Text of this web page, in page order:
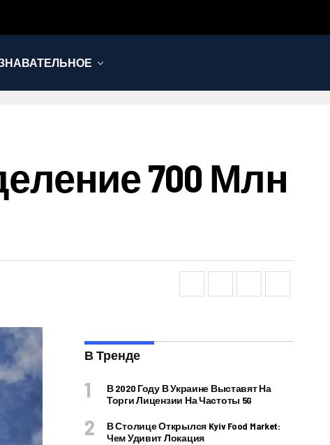
700 Млн
В Тренде
В 2020 Году В Украине Выставят На
Торги Лицензии На Частоты 5G
В Столице Открылся Kyiv Food Market:
Чем Удивит Локация